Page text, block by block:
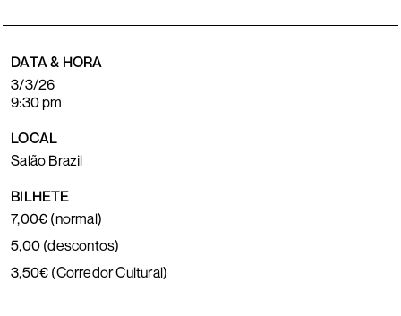
DATA & HORA
3/3/26
9:30 pm
LOCAL
Salão Brazil
BILHETE
7,00€ (normal)
5,00 (descontos)
3,50€ (Corredor Cultural)